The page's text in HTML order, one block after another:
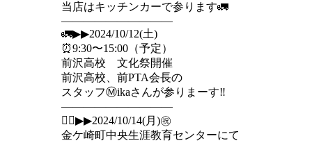
当店はキッチンカーで参ります🚛
——————————
🚛▶︎▶︎2024/10/12(土)
⏰9:30〜15:00（予定）
前沢高校 文化祭開催
前沢高校、前PTA会長の
️スタッフⓂ️ikaさんが参りまーす‼️
——————————
🏃‍♂️▶︎▶︎2024/10/14(月)㊗️
金ケ崎町中央生涯教育センターにて